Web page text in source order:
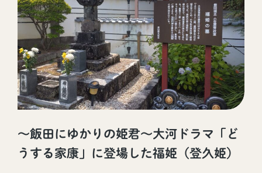
～飯田にゆかりの姫君～大河ドラマ「ど
うする家康」に登場した福姫（登久姫）